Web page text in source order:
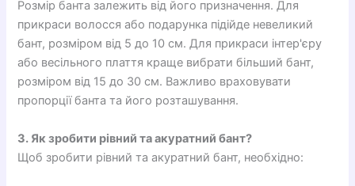
Розмір банта залежить від його призначення. Для
прикраси волосся або подарунка підійде невеликий
бант, розміром від 5 до 10 см. Для прикраси інтер'єру
або весільного плаття краще вибрати більший бант,
розміром від 15 до 30 см. Важливо враховувати
пропорції банта та його розташування.
3. Як зробити рівний та акуратний бант?
Щоб зробити рівний та акуратний бант, необхідно: